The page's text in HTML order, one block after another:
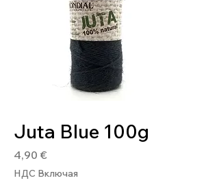
Juta Blue 100g
4,90 €
НДС Включая